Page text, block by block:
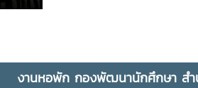
งานหอพัก กองพัฒนานักศึกษา สำ